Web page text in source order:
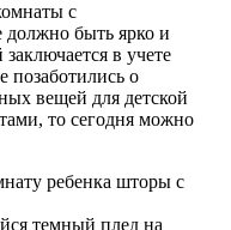
с
должно быть ярко и
в учете
позаботились о
вещей для детской
то сегодня можно
ребенка шторы с
темный плед на